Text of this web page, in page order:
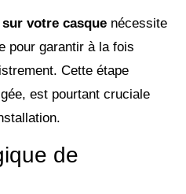
votre casque nécessite
pour garantir à la fois
Cette étape
est pourtant cruciale
de